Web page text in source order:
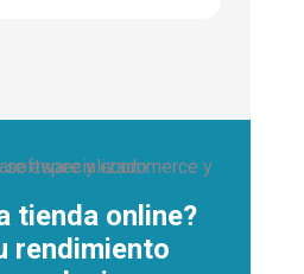
tienda online?
rendimiento